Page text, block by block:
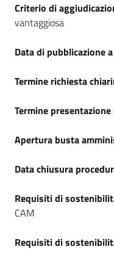
Criterio di
vantaggiosa
Data di pubblicazione
Termine richiesta
Termine
Apertura busta
Data chiusura
Requisiti di
CAM
Requisiti di